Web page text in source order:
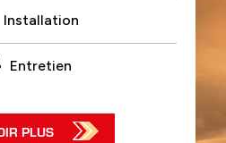
Installation
Entretien
PLUS